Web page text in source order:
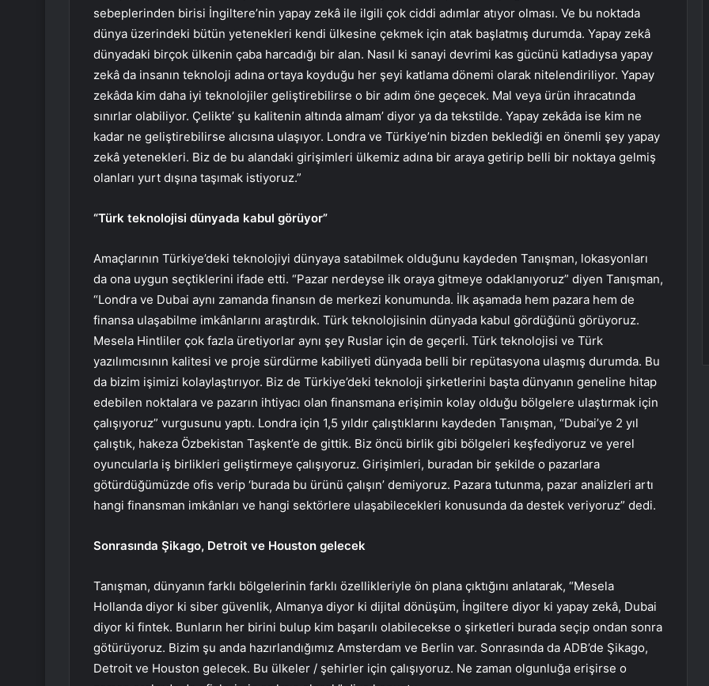
sebeplerinden birisi İngiltere’nin yapay zekâ ile ilgili çok ciddi adımlar atıyor olması. Ve bu noktada
dünya üzerindeki bütün yetenekleri kendi ülkesine çekmek için atak başlatmış durumda. Yapay zekâ
dünyadaki birçok ülkenin çaba harcadığı bir alan. Nasıl ki sanayi devrimi kas gücünü katladıysa yapay
zekâ da insanın teknoloji adına ortaya koyduğu her şeyi katlama dönemi olarak nitelendiriliyor. Yapay
zekâda kim daha iyi teknolojiler geliştirebilirse o bir adım öne geçecek. Mal veya ürün ihracatında
sınırlar olabiliyor. Çelikte’ şu kalitenin altında almam’ diyor ya da tekstilde. Yapay zekâda ise kim ne
kadar ne geliştirebilirse alıcısına ulaşıyor. Londra ve Türkiye’nin bizden beklediği en önemli şey yapay
zekâ yetenekleri. Biz de bu alandaki girişimleri ülkemiz adına bir araya getirip belli bir noktaya gelmiş
olanları yurt dışına taşımak istiyoruz.”
“Türk teknolojisi dünyada kabul görüyor”
Amaçlarının Türkiye’deki teknolojiyi dünyaya satabilmek olduğunu kaydeden Tanışman, lokasyonları
da ona uygun seçtiklerini ifade etti. “Pazar nerdeyse ilk oraya gitmeye odaklanıyoruz” diyen Tanışman,
“Londra ve Dubai aynı zamanda finansın de merkezi konumunda. İlk aşamada hem pazara hem de
finansa ulaşabilme imkânlarını araştırdık. Türk teknolojisinin dünyada kabul gördüğünü görüyoruz.
Mesela Hintliler çok fazla üretiyorlar aynı şey Ruslar için de geçerli. Türk teknolojisi ve Türk
yazılımcısının kalitesi ve proje sürdürme kabiliyeti dünyada belli bir repütasyona ulaşmış durumda. Bu
da bizim işimizi kolaylaştırıyor. Biz de Türkiye’deki teknoloji şirketlerini başta dünyanın geneline hitap
edebilen noktalara ve pazarın ihtiyacı olan finansmana erişimin kolay olduğu bölgelere ulaştırmak için
çalışıyoruz” vurgusunu yaptı. Londra için 1,5 yıldır çalıştıklarını kaydeden Tanışman, “Dubai’ye 2 yıl
çalıştık, hakeza Özbekistan Taşkent’e de gittik. Biz öncü birlik gibi bölgeleri keşfediyoruz ve yerel
oyuncularla iş birlikleri geliştirmeye çalışıyoruz. Girişimleri, buradan bir şekilde o pazarlara
götürdüğümüzde ofis verip ‘burada bu ürünü çalışın’ demiyoruz. Pazara tutunma, pazar analizleri artı
hangi finansman imkânları ve hangi sektörlere ulaşabilecekleri konusunda da destek veriyoruz” dedi.
Sonrasında Şikago, Detroit ve Houston gelecek
Tanışman, dünyanın farklı bölgelerinin farklı özellikleriyle ön plana çıktığını anlatarak, “Mesela
Hollanda diyor ki siber güvenlik, Almanya diyor ki dijital dönüşüm, İngiltere diyor ki yapay zekâ, Dubai
diyor ki fintek. Bunların her birini bulup kim başarılı olabilecekse o şirketleri burada seçip ondan sonra
götürüyoruz. Bizim şu anda hazırlandığımız Amsterdam ve Berlin var. Sonrasında da ADB’de Şikago,
Detroit ve Houston gelecek. Bu ülkeler / şehirler için çalışıyoruz. Ne zaman olgunluğa erişirse o